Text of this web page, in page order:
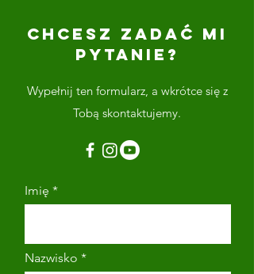
CHCESZ ZADAĆ MI
PYTANIE?
Wypełnij ten formularz, a wkrótce się z
Tobą skontaktujemy.
Imię
Nazwisko